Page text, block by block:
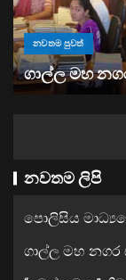
නවතම
නවතම ලිපි
පොලිසිය
ගාල්ල මහ